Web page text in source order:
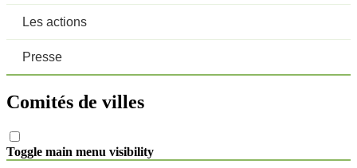
Les actions
Presse
Comités de villes
Toggle main menu visibility